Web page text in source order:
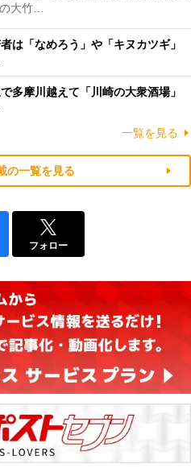
大竹…
は「なめろう」や「キヌカツギ」
多摩川越えて「川崎の大衆酒場」
一覧を見る
の一覧を見る
フォロー